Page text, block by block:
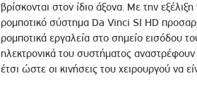
βρίσκονται στον ίδιο άξονα. Με την
ρομποτικό σύστημα Da Vinci SI HD
ρομποτικά εργαλεία στο σημείο εισόδου
ηλεκτρονικά του συστήματος αναστρέφουν
έτσι ώστε οι κινήσεις του χειρουργού να